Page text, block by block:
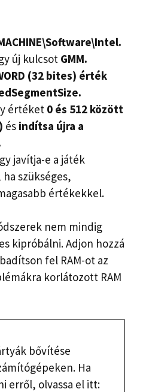
új kulcsot GMM.
(32 bites) érték
értéket 0 és 512 között
és indítsa újra a
javítja-e a játék
szükséges,
értékekkel.
nem mindig
kipróbálni. Adjon hozzá
fel RAM-ot az
korlátozott RAM
bővítése
Ha
erről, olvassa el itt: